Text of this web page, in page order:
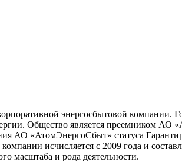
энергосбытовой компании.
Общество является преемником АО
АО «АтомЭнергоСбыт» статуса
исчисляется с 2009 года и
масштаба и рода деятельности.